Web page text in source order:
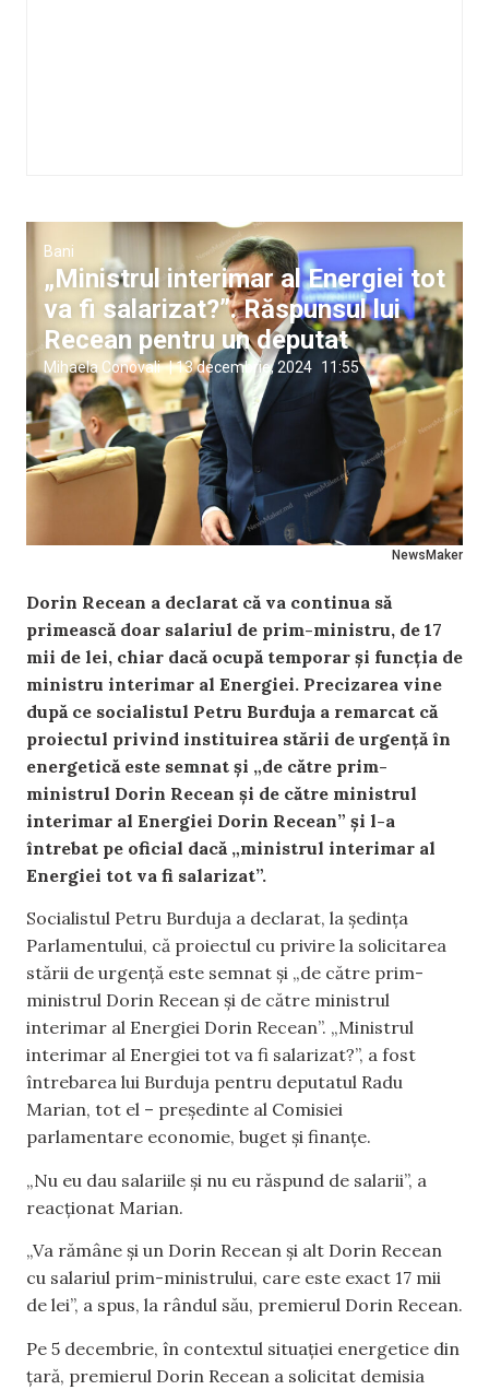
NewsMaker
Bani
„Ministrul interimar al Energiei tot
va fi salarizat?”. Răspunsul lui
Recean pentru un deputat
Mihaela Conovali |13 decembrie, 2024 11:55
Dorin Recean a declarat că va continua să
primească doar salariul de prim-ministru, de 17
mii de lei, chiar dacă ocupă temporar și funcția de
ministru interimar al Energiei. Precizarea vine
după ce socialistul Petru Burduja a remarcat că
proiectul privind instituirea stării de urgență în
energetică este semnat și „de către prim-
ministrul Dorin Recean și de către ministrul
interimar al Energiei Dorin Recean” și l-a
întrebat pe oficial dacă „ministrul interimar al
Energiei tot va fi salarizat”.
Socialistul Petru Burduja a declarat, la ședința
Parlamentului, că proiectul cu privire la solicitarea
stării de urgență este semnat și „de către prim-
ministrul Dorin Recean și de către ministrul
interimar al Energiei Dorin Recean”. „Ministrul
interimar al Energiei tot va fi salarizat?”, a fost
întrebarea lui Burduja pentru deputatul Radu
Marian, tot el – președinte al Comisiei
parlamentare economie, buget și finanțe.
„Nu eu dau salariile și nu eu răspund de salarii”, a
reacționat Marian.
„Va rămâne și un Dorin Recean și alt Dorin Recean
cu salariul prim-ministrului, care este exact 17 mii
de lei”, a spus, la rândul său, premierul Dorin Recean.
Pe 5 decembrie, în contextul situației energetice din
țară, premierul Dorin Recean a solicitat demisia